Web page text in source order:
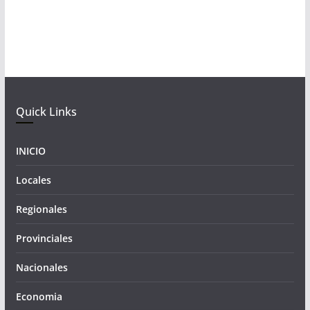
Quick Links
INICIO
Locales
Regionales
Provinciales
Nacionales
Economia